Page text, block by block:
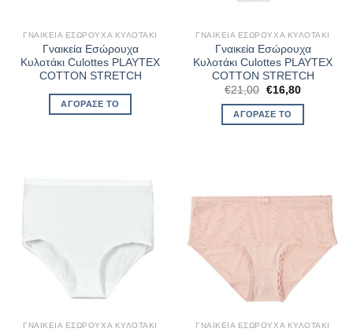
ΓΝΑΙΚΕΊΑ ΕΣΏΡΟΥΧΑ ΚΥΛΟΤΆΚΙ
Γναικεία Εσώρουχα
Κυλοτάκι Culottes PLAYTEX
COTTON STRETCH
ΑΓΌΡΑΣΈ ΤΟ
ΓΝΑΙΚΕΊΑ ΕΣΏΡΟΥΧΑ ΚΥΛΟΤΆΚΙ
Γναικεία Εσώρουχα
Κυλοτάκι Culottes PLAYTEX
COTTON STRETCH
€21,00 Original
was:
€21,00.
€16,80Η
ΑΓΌΡΑΣΈ ΤΟ
ΓΝΑΙΚΕΊΑ ΕΣΏΡΟΥΧΑ ΚΥΛΟΤΆΚΙ ΓΝΑΙΚΕΊΑ ΕΣΏΡΟΥΧΑ ΚΥΛΟΤΆΚΙ